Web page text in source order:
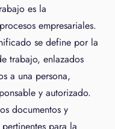
es la
empresariales.
se define por la
trabajo, enlazados
a una persona,
y autorizado.
documentos y